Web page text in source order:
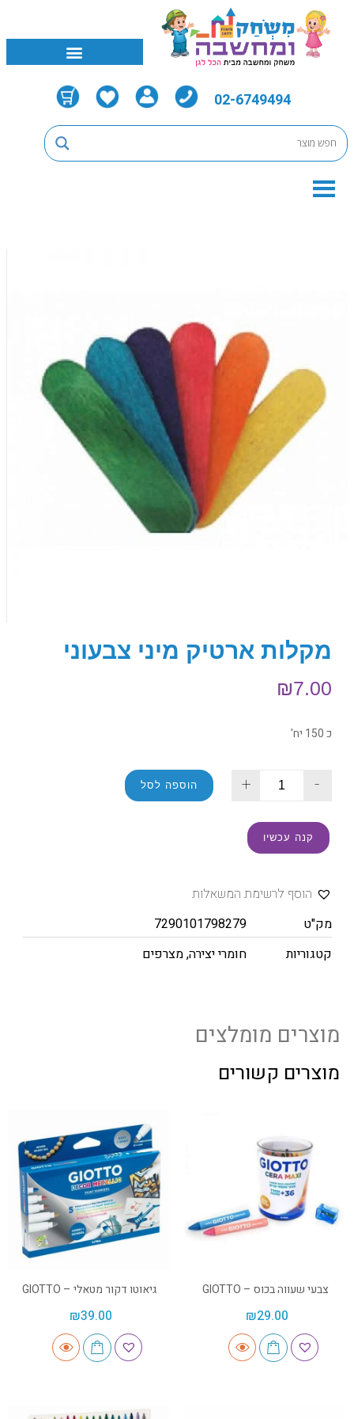
02-6749494
מקלות ארטיק מיני צבעוני
₪7.00
כ 150 יח'
-
+ הוספה לסל
קנה עכשיו
הוסף לרשימת המשאלות
מק"ט
7290101798279
קטגוריות
חומרי יצירה,מצרפים
מוצרים מומלצים
מוצרים קשורים
צבעי שעווה בכוס – GIOTTO
₪29.00
גיאוטו דקור מטאלי – GIOTTO
₪39.00